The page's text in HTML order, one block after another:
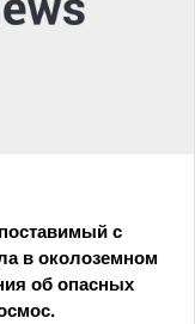
с
в околоземном
об опасных